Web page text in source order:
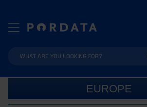
EUROPE